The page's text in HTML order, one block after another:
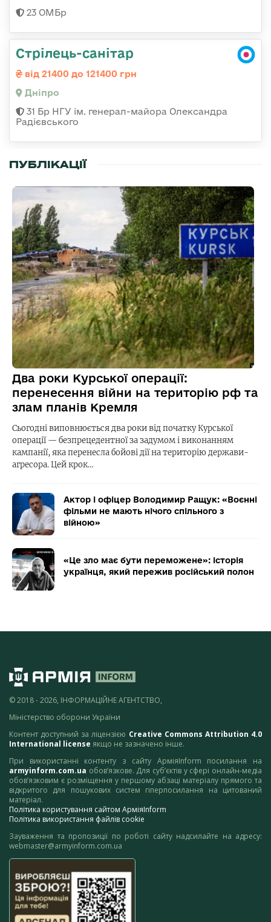
23 ОМБр
Стрілець-санітар
від 21400 до 121400 грн
Дніпро
31 Бр НГУ ім. генерал-майора Олександра
Радієвського
ПУБЛІКАЦІЇ
Два роки Курської операції:
перенесення війни на територію рф та
злам планів Кремля
Сьогодні виповнюється два роки від початку Курської
операції — безпрецедентної за задумом і виконанням
кампанії, яка перенесла бойові дії на територію держави-
агресора. Цей крок…
Актор і офіцер Володимир Ращук: «Воєнні
фільми не мають нічого спільного з
війною»
«Це зло має бути переможене»: історія
українця, який пережив російський полон
© 2018 - 2026, ІНФОРМАЦІЙНЕ АГЕНТСТВО,
Міністерство оборони України
Контент доступний за ліцензією Creative Commons Attribution 4.0
International license якщо не зазначено інше.
При використанні контенту з сайту АрміяInform посилання на
armyinform.com.ua обов’язкове. Для суб’єктів у сфері онлайн-медіа
обов’язковим є розміщення у першому абзаці матеріалу прямого та
відкритого для пошукових систем гіперпосилання на цитований
матеріал.
Політика користування сайтом АрміяInform
Політика використання файлів cookie
Зауваження та пропозиції по роботі сайту надсилайте на адресу:
webmaster@armyinform.com.ua